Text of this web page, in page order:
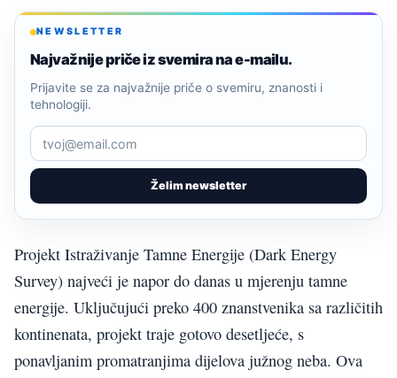
NEWSLETTER
Najvažnije priče iz svemira na e-mailu.
Želim newsletter
Prijavite se za najvažnije priče o svemiru, znanosti i
tehnologiji.
Projekt Istraživanje Tamne Energije (Dark Energy
Survey) najveći je napor do danas u mjerenju tamne
energije. Uključujući preko 400 znanstvenika sa različitih
kontinenata, projekt traje gotovo desetljeće, s
ponavljanim promatranjima dijelova južnog neba. Ova